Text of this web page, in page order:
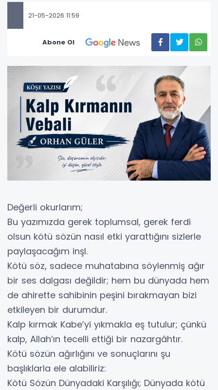
21-05-2026 11:59
Abone Ol
Değerli okurlarım;
Bu yazımızda gerek toplumsal, gerek ferdi
olsun kötü sözün nasıl etki yarattığını sizlerle
paylaşacağım inşl.
Kötü söz, sadece muhatabına söylenmiş ağır
bir ses dalgası değildir; hem bu dünyada hem
de ahirette sahibinin peşini bırakmayan bizi
etkileyen bir durumdur.
Kalp kırmak Kabe’yi yıkmakla eş tutulur; çünkü
kalp, Allah’ın tecelli ettiği bir nazargâhtır.
Kötü sözün ağırlığını ve sonuçlarını şu
başlıklarla ele alabiliriz:
Kötü Sözün Dünyadaki Karşılığı; Dünyada kötü